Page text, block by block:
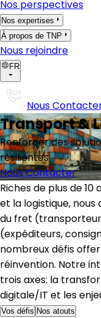
Nos perspectives
Nos expertises
À propos de TNP
Nous rejoindre
FR
Nous
Transport &
Renforcer des
résilientes
Nous Contacter
Riches de plus de
et la logistique,
du fret
(expéditeurs,
nombreux défis
réinvention. Notre
trois axes: la
digitale/IT et les
Vos défis Nos atouts